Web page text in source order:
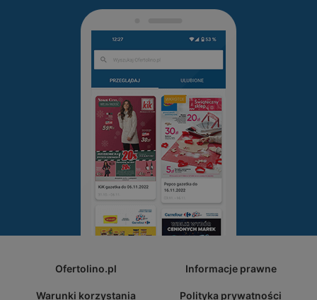
Ofertolino.pl Informacje prawne
Warunki korzystania Polityka prywatności